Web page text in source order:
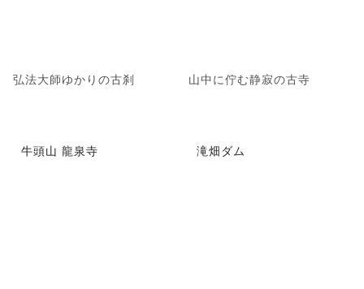
弘法大師ゆかりの古刹 山中に佇む静寂の古寺
牛頭山 龍泉寺 滝畑ダム